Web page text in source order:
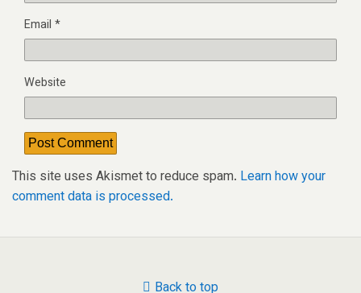
Email *
Website
This site uses Akismet to reduce spam. Learn how your
comment data is processed.
Back to top